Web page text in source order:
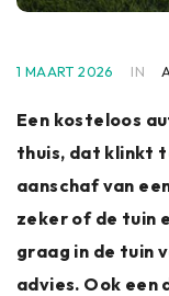
1 MAART 2026 IN
Een kosteloos
thuis, dat klinkt
aanschaf van
zeker of de tuin
graag in de tuin
advies. Ook een